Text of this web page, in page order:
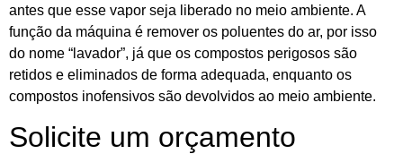
antes que esse vapor seja liberado no meio ambiente. A
função da máquina é remover os poluentes do ar, por isso
do nome “lavador”, já que os compostos perigosos são
retidos e eliminados de forma adequada, enquanto os
compostos inofensivos são devolvidos ao meio ambiente.
Solicite um orçamento